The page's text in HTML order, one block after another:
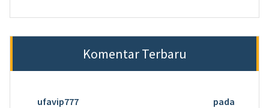
Komentar Terbaru
ufavip777
pada